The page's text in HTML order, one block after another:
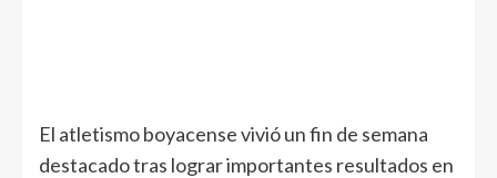
El atletismo boyacense vivió un fin de semana
destacado tras lograr importantes resultados en